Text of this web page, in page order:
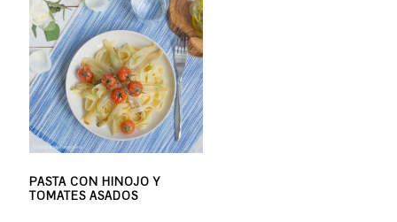
PASTA CON HINOJO Y
TOMATES ASADOS